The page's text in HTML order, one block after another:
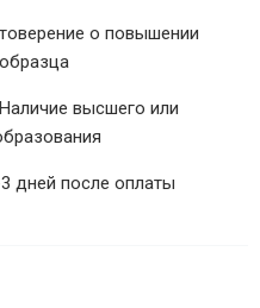
о повышении
Наличие высшего или
дней после оплаты